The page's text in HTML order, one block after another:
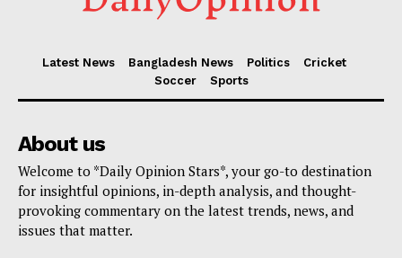
Latest News Bangladesh News Politics
Cricket
Soccer
Sports
About us
Welcome to *Daily Opinion Stars*, your go-to destination
for insightful opinions, in-depth analysis, and thought-
provoking commentary on the latest trends, news, and
issues that matter.